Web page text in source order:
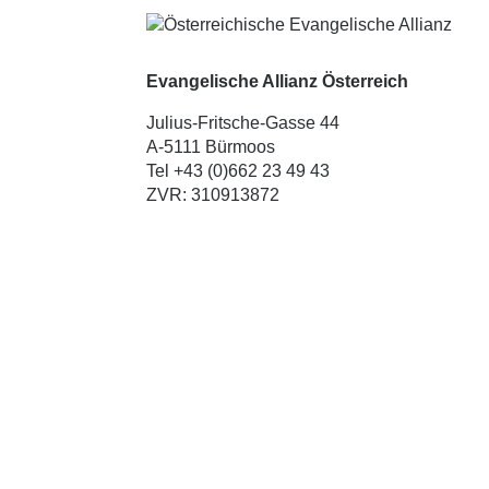
Evangelische Allianz Österreich
Julius-Fritsche-Gasse 44
A-5111 Bürmoos
Tel +43 (0)662 23 49 43
ZVR: 310913872